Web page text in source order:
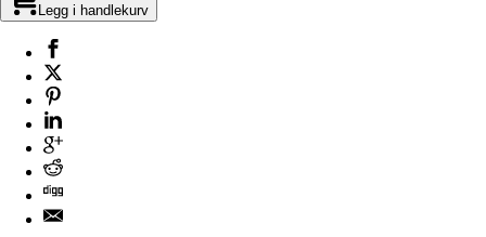
Legg i handlekurv